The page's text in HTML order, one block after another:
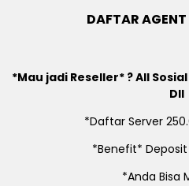
DAFTAR AGENT
*Mau jadi Reseller* ? All
Dll
*Daftar Server
*Benefit*
*Anda Bisa